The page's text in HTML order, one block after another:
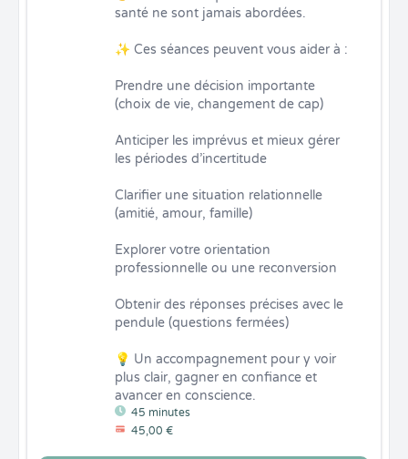
45 minutes
45,00 €
santé ne sont jamais abordées.
✨ Ces séances peuvent vous aider à :
Prendre une décision importante
(choix de vie, changement de cap)
Anticiper les imprévus et mieux gérer
les périodes d’incertitude
Clarifier une situation relationnelle
(amitié, amour, famille)
Explorer votre orientation
professionnelle ou une reconversion
Obtenir des réponses précises avec le
pendule (questions fermées)
💡 Un accompagnement pour y voir
plus clair, gagner en confiance et
avancer en conscience.